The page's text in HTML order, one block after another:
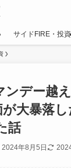
サイドFIRE・投資
ンデー越
が大暴落
話
2024年8月5日